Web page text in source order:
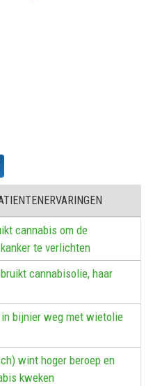
cannabis om de
te verlichten
cannabisolie, haar
in bijnier weg met wietolie
wint hoger beroep en
kweken